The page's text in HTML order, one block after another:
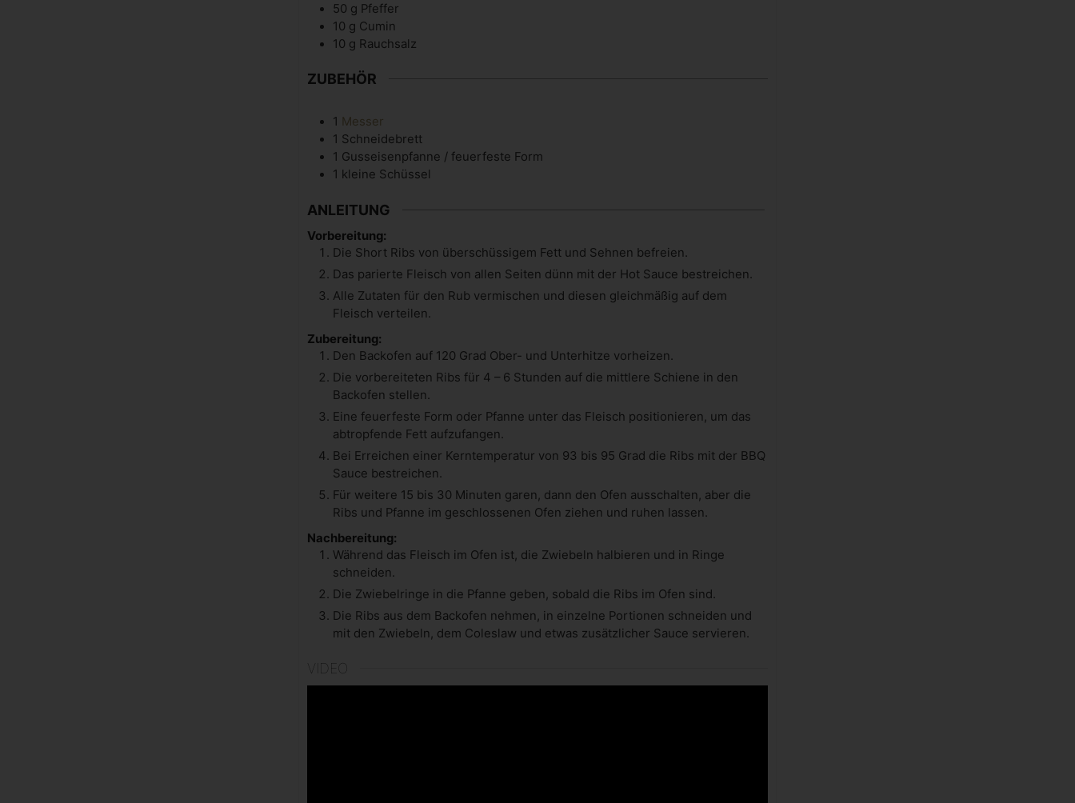
50 g Pfeffer
10 g Cumin
10 g Rauchsalz
ZUBEHÖR
1 Messer
1 Schneidebrett
1 Gusseisenpfanne / feuerfeste Form
1 kleine Schüssel
ANLEITUNG
Vorbereitung:
Die Short Ribs von überschüssigem Fett und Sehnen befreien.
Das parierte Fleisch von allen Seiten dünn mit der Hot Sauce bestreichen.
Alle Zutaten für den Rub vermischen und diesen gleichmäßig auf dem
Fleisch verteilen.
Zubereitung:
Den Backofen auf 120 Grad Ober- und Unterhitze vorheizen.
Die vorbereiteten Ribs für 4 – 6 Stunden auf die mittlere Schiene in den
Backofen stellen.
Eine feuerfeste Form oder Pfanne unter das Fleisch positionieren, um das
abtropfende Fett aufzufangen.
Bei Erreichen einer Kerntemperatur von 93 bis 95 Grad die Ribs mit der BBQ
Sauce bestreichen.
Für weitere 15 bis 30 Minuten garen, dann den Ofen ausschalten, aber die
Ribs und Pfanne im geschlossenen Ofen ziehen und ruhen lassen.
Nachbereitung:
Während das Fleisch im Ofen ist, die Zwiebeln halbieren und in Ringe
schneiden.
Die Zwiebelringe in die Pfanne geben, sobald die Ribs im Ofen sind.
Die Ribs aus dem Backofen nehmen, in einzelne Portionen schneiden und
mit den Zwiebeln, dem Coleslaw und etwas zusätzlicher Sauce servieren.
VIDEO